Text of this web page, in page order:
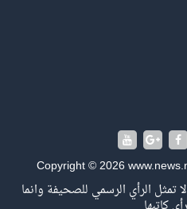
Copyright © 2026
تمثل الرأي الرسمي للصحيفة وانما